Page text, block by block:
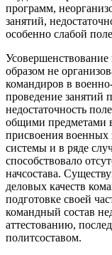
программ,
занятий,
особенно слабой
образом не
командиров в
проведение занятий
недостаточность
общими предметами
присвоения военных
системы и в ряде
способствовало
начсостава.
деловых качеств
подготовке своей
командный состав
аттестованию,
политсоставом.